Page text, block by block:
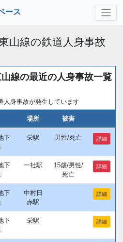
ース
山線の鉄道人身事故
線の最近の人身事故一覧
人身事故が発生しています
場所 被害
下
栄駅 男性/死亡 詳細
下
一社駅
15歳/男性/
死亡
詳細
下
中村日
赤駅
詳細
下
栄駅 詳細